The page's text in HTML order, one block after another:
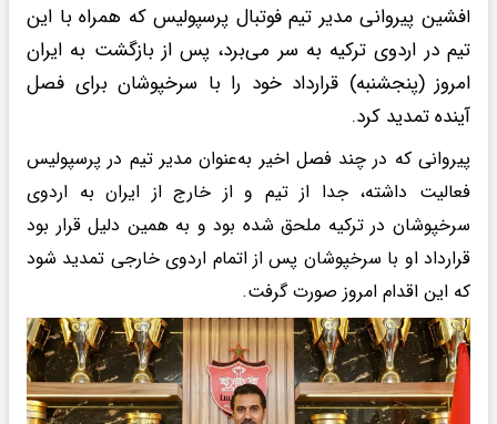
افشین پیروانی مدیر تیم فوتبال پرسپولیس که همراه با این
تیم در اردوی ترکیه به سر می‌برد، پس از بازگشت به ایران
امروز (پنجشنبه) قرارداد خود را با سرخپوشان برای فصل
آینده تمدید کرد.
پیروانی که در چند فصل اخیر به‌عنوان مدیر تیم در پرسپولیس
فعالیت داشته، جدا از تیم و از خارج از ایران به اردوی
سرخپوشان در ترکیه ملحق شده بود و به همین دلیل قرار بود
قرارداد او با سرخپوشان پس از اتمام اردوی خارجی تمدید شود
که این اقدام امروز صورت گرفت.